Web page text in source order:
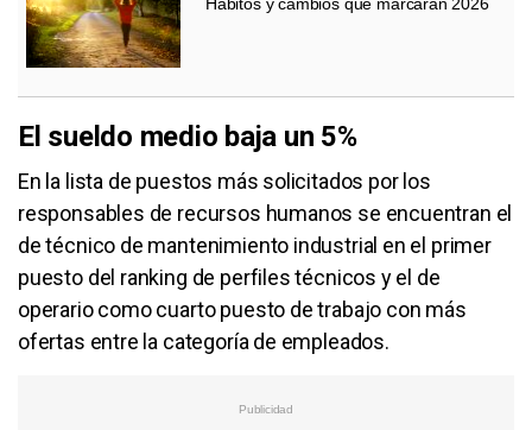
El sueldo medio baja un 5%
En la lista de puestos más solicitados por los
responsables de recursos humanos se encuentran el
de técnico de mantenimiento industrial en el primer
puesto del ranking de perfiles técnicos y el de
operario como cuarto puesto de trabajo con más
ofertas entre la categoría de empleados.